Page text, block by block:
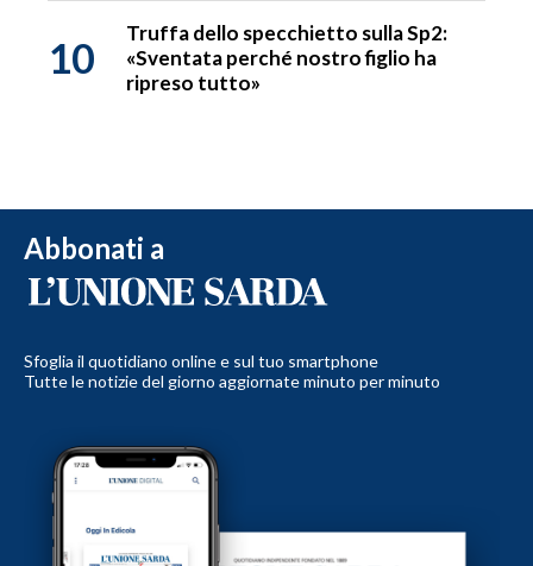
10
Truffa dello specchietto sulla Sp2:
«Sventata perché nostro figlio ha
ripreso tutto»
Abbonati a
Sfoglia il quotidiano online e sul tuo smartphone
Tutte le notizie del giorno aggiornate minuto per minuto